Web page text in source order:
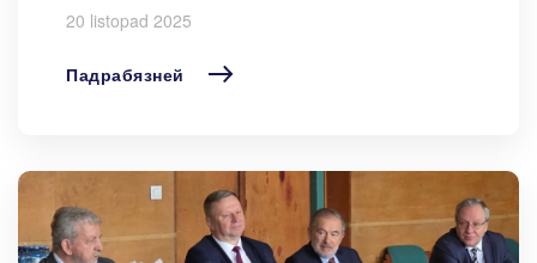
20 listopad 2025
Падрабязней